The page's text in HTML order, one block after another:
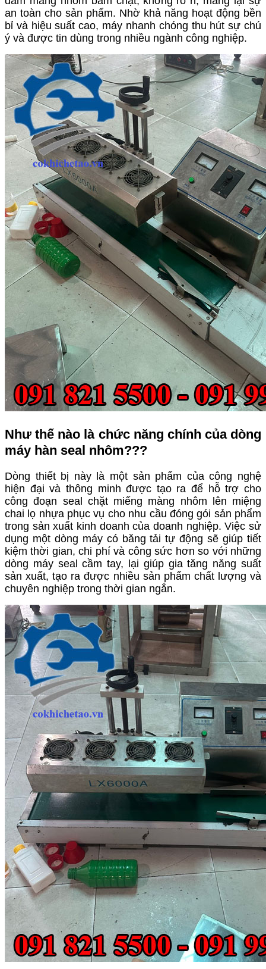
an toàn cho sản phẩm. Nhờ khả năng hoạt động bền
bỉ và hiệu suất cao, máy nhanh chóng thu hút sự chú
ý và được tin dùng trong nhiều ngành công nghiệp.
Như thế nào là chức năng chính của dòng
máy hàn seal nhôm???
Dòng thiết bị này là một sản phẩm của công nghệ
hiện đại và thông minh được tạo ra để hỗ trợ cho
công đoạn seal chặt miếng màng nhôm lên miệng
chai lọ nhựa phục vụ cho nhu cầu đóng gói sản phẩm
trong sản xuất kinh doanh của doanh nghiệp. Việc sử
dụng một dòng máy có băng tải tự động sẽ giúp tiết
kiệm thời gian, chi phí và công sức hơn so với những
dòng máy seal cầm tay, lại giúp gia tăng năng suất
sản xuất, tạo ra được nhiều sản phẩm chất lượng và
chuyên nghiệp trong thời gian ngắn.